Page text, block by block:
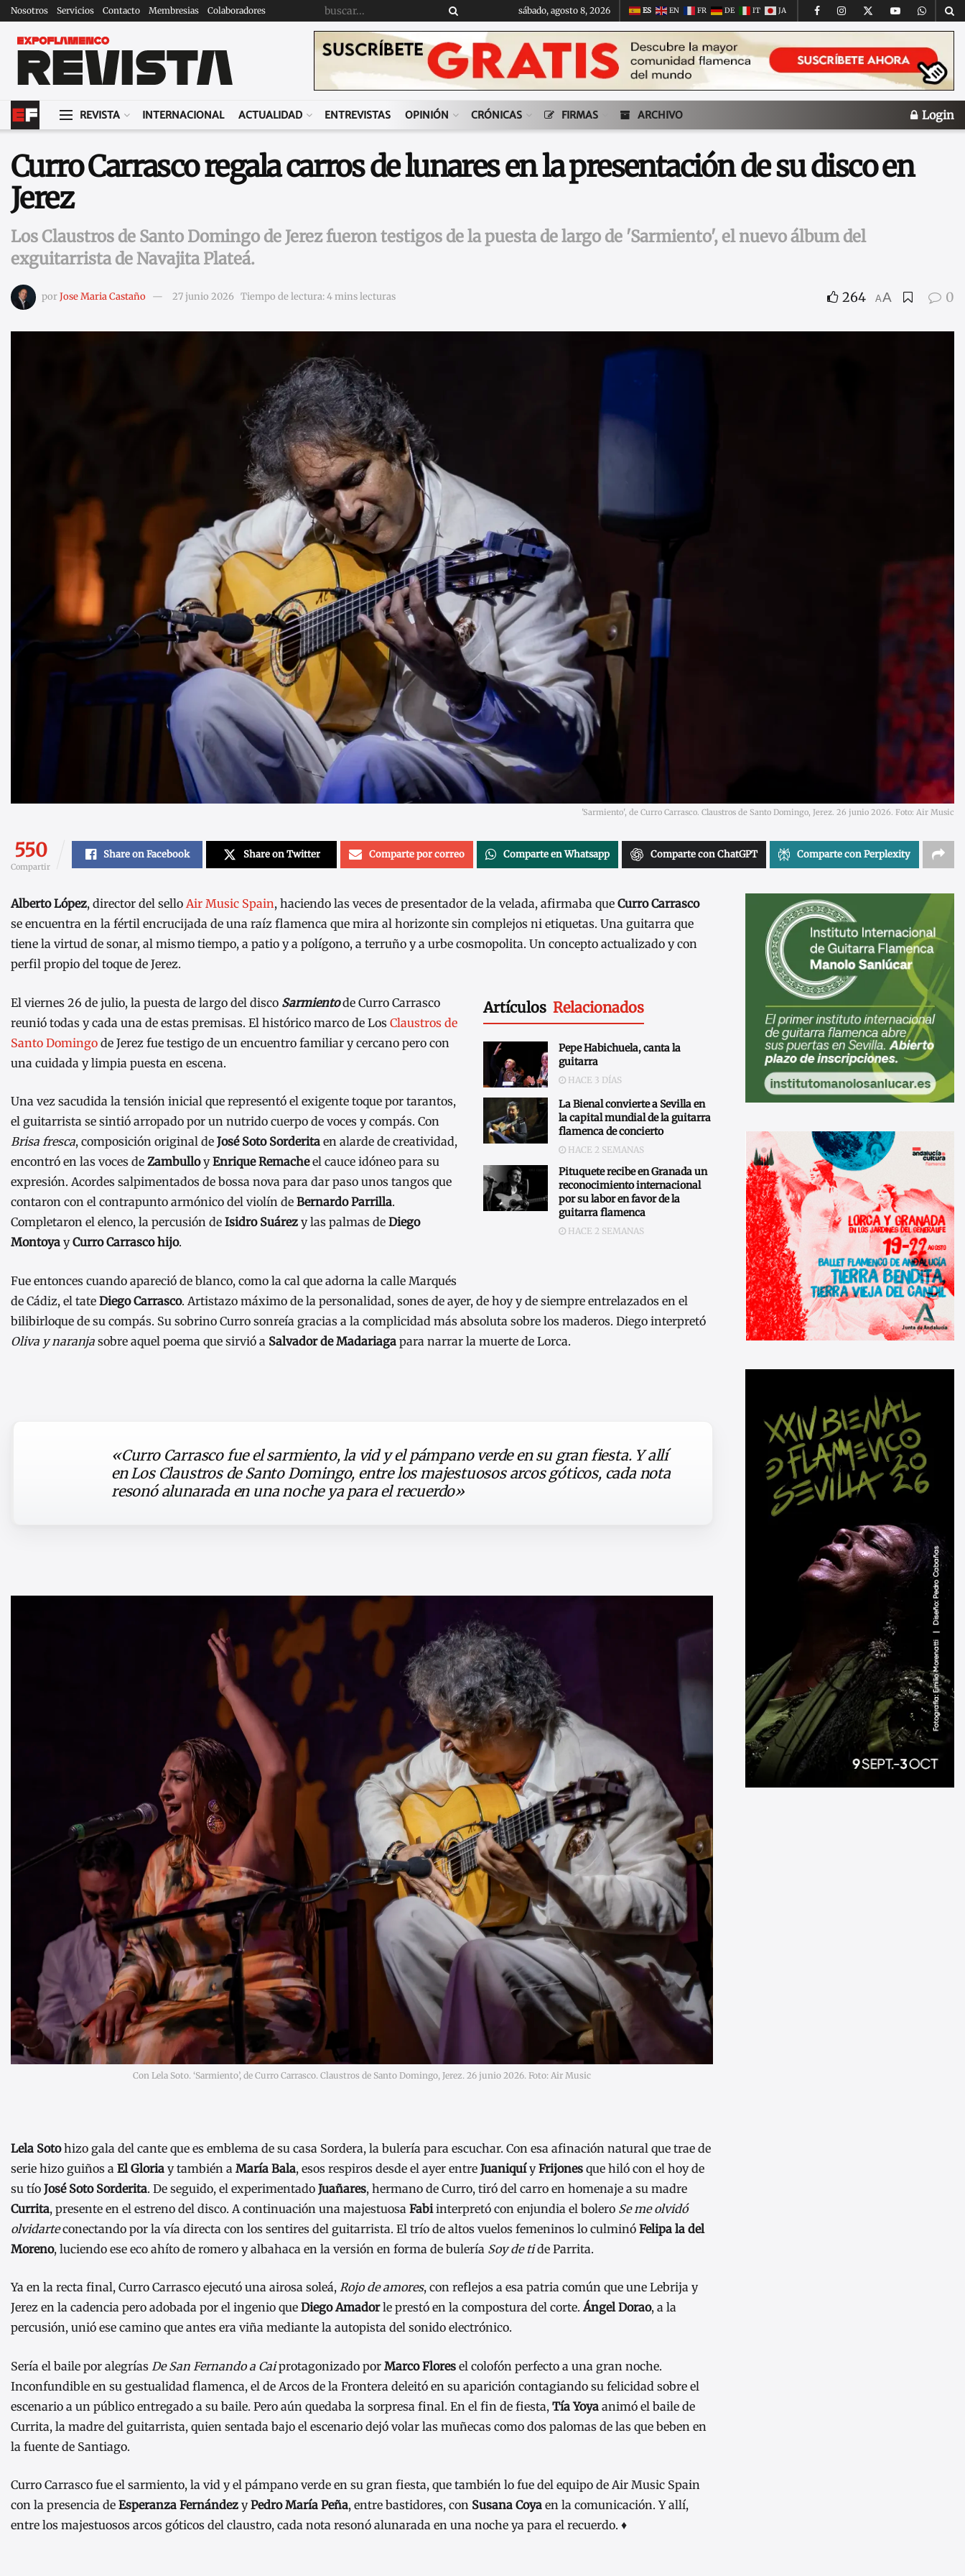
Nosotros Servicios Contacto Membresias Colaboradores sábado, agosto 8, 2026 ES EN FR DE IT JA
REVISTA INTERNACIONAL ACTUALIDAD ENTREVISTAS OPINIÓN CRÓNICAS FIRMAS ARCHIVO Login
Curro Carrasco regala carros de lunares en la presentación de su disco en
Jerez
Los Claustros de Santo Domingo de Jerez fueron testigos de la puesta de largo de 'Sarmiento', el nuevo álbum del
exguitarrista de Navajita Plateá.
porJose Maria Castaño 27 junio 2026 Tiempo de lectura: 4 mins lecturas 264 AA 0
'Sarmiento', de Curro Carrasco. Claustros de Santo Domingo, Jerez. 26 junio 2026. Foto: Air Music
550
Compartir
Share on Facebook Share on Twitter Comparte por correo Comparte en Whatsapp Comparte con ChatGPT Comparte con Perplexity
Alberto López, director del sello Air Music Spain, haciendo las veces de presentador de la velada, afirmaba que Curro Carrasco
se encuentra en la fértil encrucijada de una raíz flamenca que mira al horizonte sin complejos ni etiquetas. Una guitarra que
tiene la virtud de sonar, al mismo tiempo, a patio y a polígono, a terruño y a urbe cosmopolita. Un concepto actualizado y con
perfil propio del toque de Jerez.
Artículos Relacionados
Pepe Habichuela, canta la
guitarra
HACE 3 DÍAS
La Bienal convierte a Sevilla en
la capital mundial de la guitarra
flamenca de concierto
HACE 2 SEMANAS
Pituquete recibe en Granada un
reconocimiento internacional
por su labor en favor de la
guitarra flamenca
HACE 2 SEMANAS
El viernes 26 de julio, la puesta de largo del disco Sarmientode Curro Carrasco
reunió todas y cada una de estas premisas. El histórico marco de Los Claustros de
Santo Domingo de Jerez fue testigo de un encuentro familiar y cercano pero con
una cuidada y limpia puesta en escena.
Una vez sacudida la tensión inicial que representó el exigente toque por tarantos,
el guitarrista se sintió arropado por un nutrido cuerpo de voces y compás. Con
Brisa fresca, composición original de José Soto Sorderita en alarde de creatividad,
encontró en las voces de ZambulloyEnrique Remacheel cauce idóneo para su
expresión. Acordes salpimentados de bossa nova para dar paso unos tangos que
contaron con el contrapunto armónico del violín de Bernardo Parrilla.
Completaron el elenco, la percusión de Isidro Suárez y las palmas de Diego
Montoya yCurro Carrasco hijo.
Fue entonces cuando apareció de blanco, como la cal que adorna la calle Marqués
de Cádiz, el tate Diego Carrasco. Artistazo máximo de la personalidad, sones de ayer, de hoy y de siempre entrelazados en el
bilibirloque de su compás. Su sobrino Curro sonreía gracias a la complicidad más absoluta sobre los maderos. Diego interpretó
Oliva y naranja sobre aquel poema que sirvió a Salvador de Madariaga para narrar la muerte de Lorca.
«Curro Carrasco fue el sarmiento, la vid y el pámpano verde en su gran fiesta. Y allí
en Los Claustros de Santo Domingo, entre los majestuosos arcos góticos, cada nota
resonó alunarada en una noche ya para el recuerdo»
Con Lela Soto. ‘Sarmiento’, de Curro Carrasco. Claustros de Santo Domingo, Jerez. 26 junio 2026. Foto: Air Music
Lela Sotohizo gala del cante que es emblema de su casa Sordera, la bulería para escuchar. Con esa afinación natural que trae de
serie hizo guiños a El Gloria y también a María Bala, esos respiros desde el ayer entre JuaniquíyFrijones que hiló con el hoy de
su tío José Soto Sorderita. De seguido, el experimentado Juañares, hermano de Curro, tiró del carro en homenaje a su madre
Currita, presente en el estreno del disco. A continuación una majestuosa Fabiinterpretó con enjundia el bolero Se me olvidó
olvidarteconectando por la vía directa con los sentires del guitarrista. El trío de altos vuelos femeninos lo culminó Felipa la del
Moreno, luciendo ese eco ahíto de romero y albahaca en la versión en forma de bulería Soy de tide Parrita.
Ya en la recta final, Curro Carrasco ejecutó una airosa soleá, Rojo de amores, con reflejos a esa patria común que une Lebrija y
Jerez en la cadencia pero adobada por el ingenio que Diego Amadorle prestó en la compostura del corte.Ángel Dorao, a la
percusión, unió ese camino que antes era viña mediante la autopista del sonido electrónico.
Sería el baile por alegrías De San Fernando a Caiprotagonizado por Marco Flores el colofón perfecto a una gran noche.
Inconfundible en su gestualidad flamenca, el de Arcos de la Frontera deleitó en su aparición contagiando su felicidad sobre el
escenario a un público entregado a su baile. Pero aún quedaba la sorpresa final. En el fin de fiesta, Tía Yoya animó el baile de
Currita, la madre del guitarrista, quien sentada bajo el escenario dejó volar las muñecas como dos palomas de las que beben en
la fuente de Santiago.
Curro Carrasco fue el sarmiento, la vid y el pámpano verde en su gran fiesta, que también lo fue del equipo de Air Music Spain
con la presencia de Esperanza Fernández yPedro María Peña, entre bastidores, con Susana Coya en la comunicación. Y allí,
entre los majestuosos arcos góticos del claustro, cada nota resonó alunarada en una noche ya para el recuerdo. ♦